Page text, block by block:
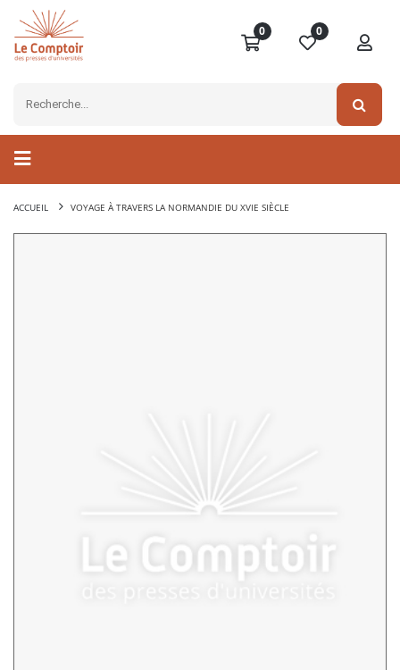
0 0
ACCUEIL VOYAGE À TRAVERS LA NORMANDIE DU XVIE SIÈCLE